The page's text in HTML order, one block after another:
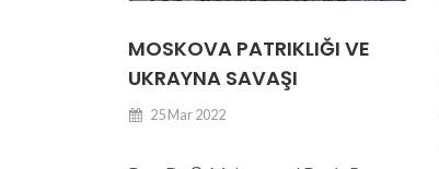
MOSKOVA PATRIKLIĞI VE
UKRAYNA SAVAŞI
25 Mar 2022